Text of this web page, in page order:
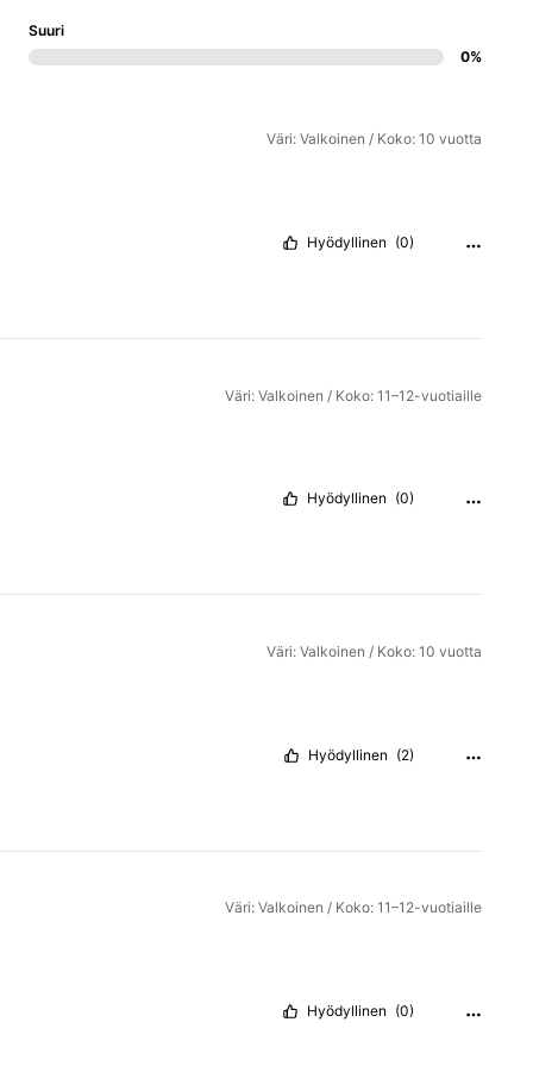
Suuri
0%
Väri: Valkoinen / Koko: 10 vuotta
Hyödyllinen (0)
Väri: Valkoinen / Koko: 11–12-vuotiaille
Hyödyllinen (0)
Väri: Valkoinen / Koko: 10 vuotta
Hyödyllinen (2)
Väri: Valkoinen / Koko: 11–12-vuotiaille
Hyödyllinen (0)